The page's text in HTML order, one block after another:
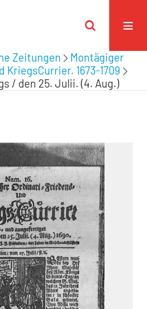
Zeitungen
Montägiger
1673-1709
/ den 25. Julii. (4. Aug.)